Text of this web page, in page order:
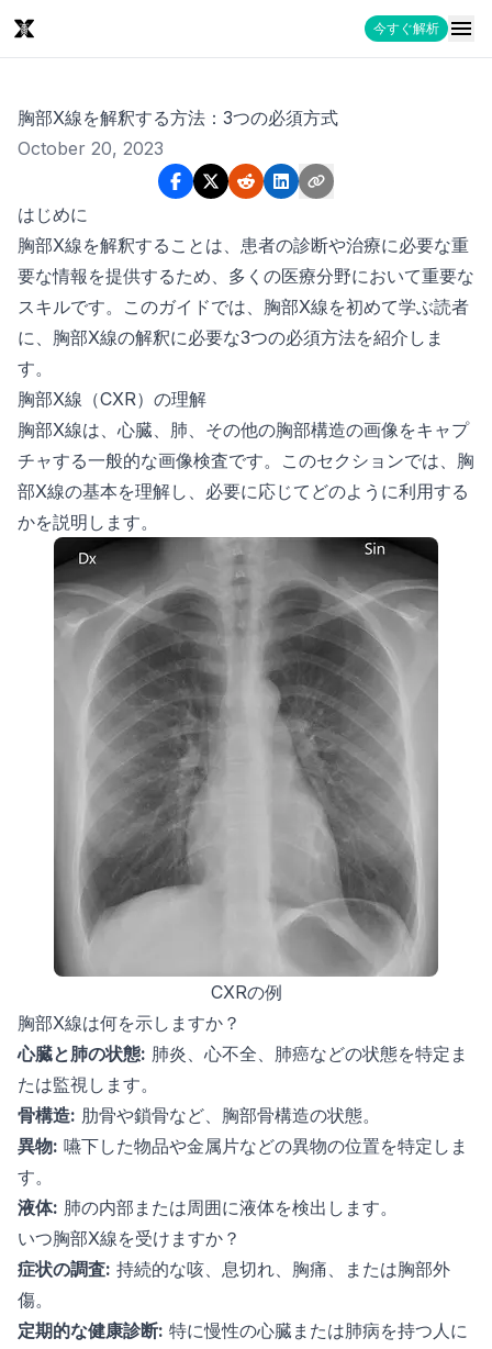
今すぐ解析
胸部X線を解釈する方法：3つの必須方式
October 20, 2023
はじめに
胸部X線を解釈することは、患者の診断や治療に必要な重
要な情報を提供するため、多くの医療分野において重要な
スキルです。このガイドでは、胸部X線を初めて学ぶ読者
に、胸部X線の解釈に必要な3つの必須方法を紹介しま
す。
胸部X線（CXR）の理解
胸部X線は、心臓、肺、その他の胸部構造の画像をキャプ
チャする一般的な画像検査です。このセクションでは、胸
部X線の基本を理解し、必要に応じてどのように利用する
かを説明します。
CXRの例
胸部X線は何を示しますか？
心臓と肺の状態: 肺炎、心不全、肺癌などの状態を特定ま
たは監視します。
骨構造: 肋骨や鎖骨など、胸部骨構造の状態。
異物: 嚥下した物品や金属片などの異物の位置を特定しま
す。
液体: 肺の内部または周囲に液体を検出します。
いつ胸部X線を受けますか？
症状の調査: 持続的な咳、息切れ、胸痛、または胸部外
傷。
定期的な健康診断: 特に慢性の心臓または肺病を持つ人に